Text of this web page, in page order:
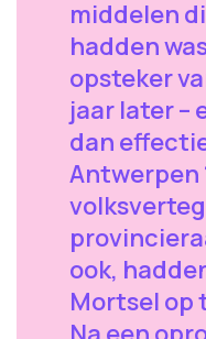
middelen
hadden
opsteker
jaar later –
dan
Antwerpen
ook,
Mortsel op